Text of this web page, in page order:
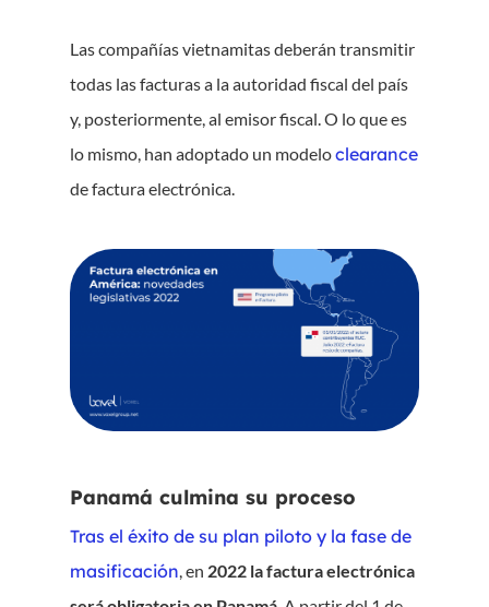
Las compañías vietnamitas deberán transmitir
todas las facturas a la autoridad fiscal del país
y, posteriormente, al emisor fiscal. O lo que es
lo mismo, han adoptado un modeloclearance
de factura electrónica.
Panamá culmina su proceso
Tras el éxito de su plan piloto y la fase de
masificación, en 2022 la factura electrónica